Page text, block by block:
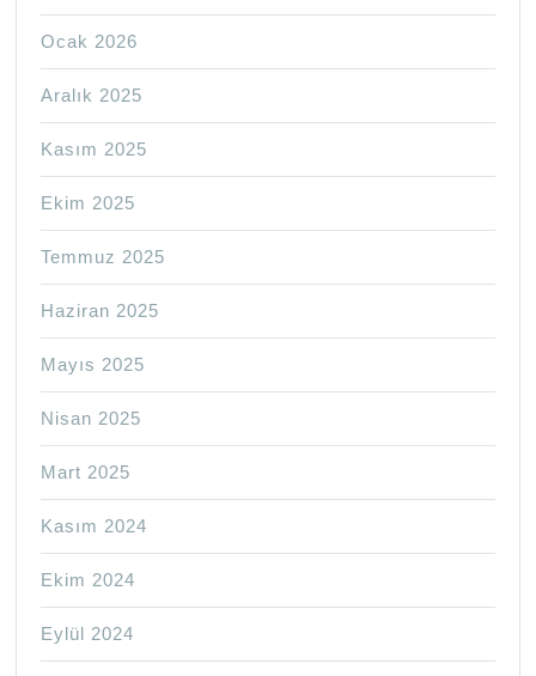
Ocak 2026
Aralık 2025
Kasım 2025
Ekim 2025
Temmuz 2025
Haziran 2025
Mayıs 2025
Nisan 2025
Mart 2025
Kasım 2024
Ekim 2024
Eylül 2024